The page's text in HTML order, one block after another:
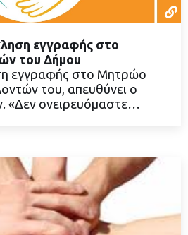
ΠΕΡΙΣΣΟΤΕΡΑ
εγγραφής στο
του Δήμου
εγγραφής στο Μητρώο
του, απευθύνει ο
«Δεν ονειρευόμαστε…